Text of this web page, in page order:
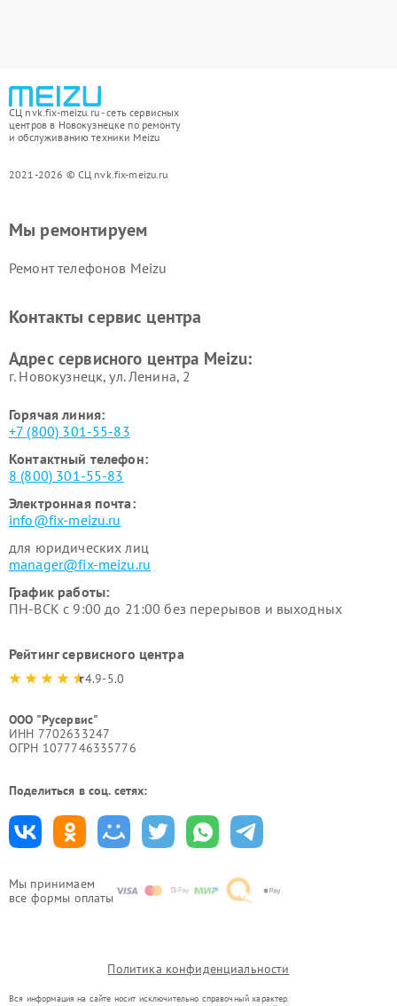
СЦ nvk.fix-meizu.ru - сеть сервисных
центров в Новокузнецке по ремонту
и обслуживанию техники Meizu
2021-2026 © СЦ nvk.fix-meizu.ru
Мы принимаем
все формы оплаты
Мы ремонтируем
Ремонт телефонов Meizu
Контакты сервис центра
Адрес сервисного центра Meizu:
г. Новокузнецк, ул. Ленина, 2
Горячая линия:
+7 (800) 301-55-83
Контактный телефон:
8 (800) 301-55-83
Электронная почта:
info@fix-meizu.ru
для юридических лиц
manager@fix-meizu.ru
График работы:
ПН-ВСК с 9:00 до 21:00 без перерывов и выходных
Рейтинг сервисного центра
4.9-5.0
ООО "Русервис"
ИНН 7702633247
ОГРН 1077746335776
Поделиться в соц. сетях:
Политика конфиденциальности
Вся информация на сайте носит исключительно справочный характер.